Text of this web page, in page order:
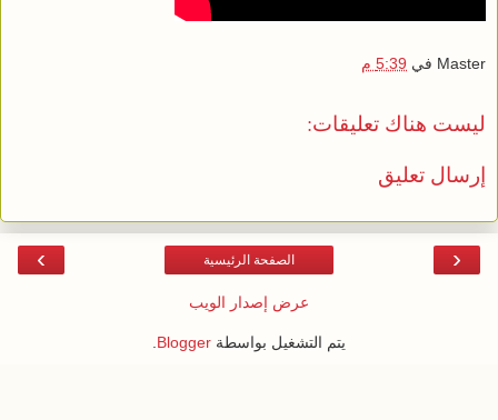
Master في 5:39 م
ليست هناك تعليقات:
إرسال تعليق
‹
› الصفحة الرئيسية
عرض إصدار الويب
يتم التشغيل بواسطة Blogger